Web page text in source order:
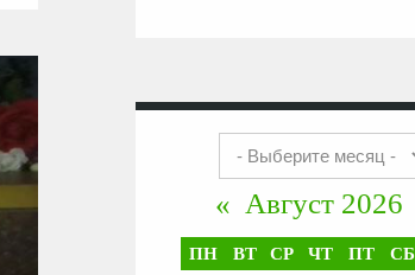
« Август 2026
ПН ВТ СР ЧТ ПТ СБ